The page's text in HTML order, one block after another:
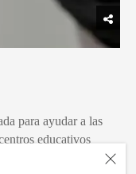
para ayudar a las
educativos
de acceso a puertas,